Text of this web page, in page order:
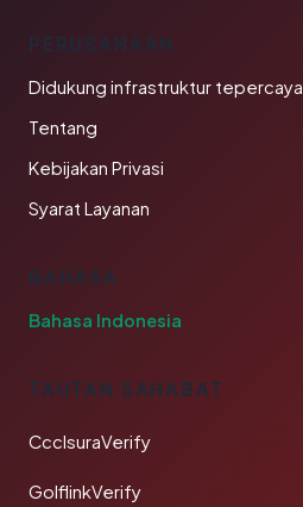
PERUSAHAAN
Didukung infrastruktur tepercaya
Tentang
Kebijakan Privasi
Syarat Layanan
BAHASA
Bahasa Indonesia
TAUTAN SAHABAT
CcclsuraVerify
GolflinkVerify